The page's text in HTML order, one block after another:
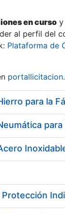
en curso y
al perfil del
Plataforma de